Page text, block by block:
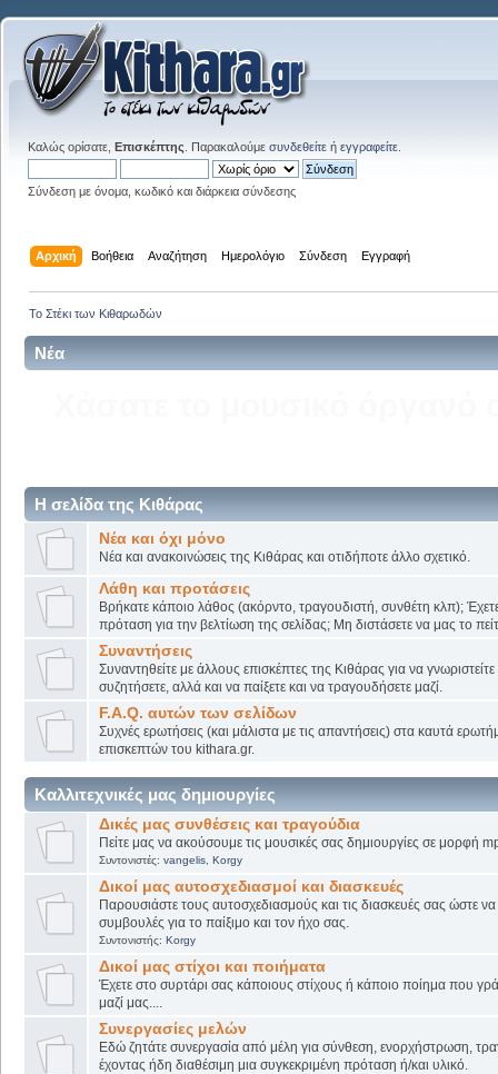
Καλώς ορίσατε, Επισκέπτης . Παρακαλούμε συνδεθείτε ή εγγραφείτε
Σύνδεση με όνομα, κωδικό και διάρκεια σύνδεσης
Αρχική Βοήθεια Αναζήτηση Ημερολόγιο Σύνδεση Εγγραφή
Το Στέκι των Κιθαρωδών
Νέα
Η σελίδα της Κιθάρας
Νέα και όχι μόνο
Νέα και ανακοινώσεις της Κιθάρας και οτιδήποτε άλλο σχετικό.
Λάθη και προτάσεις
Βρήκατε κάποιο λάθος (ακόρντο, τραγουδιστή, συνθέτη κλπ);
πρόταση για την βελτίωση της σελίδας; Μη διστάσετε να μας το
Συναντήσεις
Συναντηθείτε με άλλους επισκέπτες της Κιθάρας για να
συζητήσετε, αλλά και να παίξετε και να τραγουδήσετε μαζί.
F.A.Q. αυτών των σελίδων
Συχνές ερωτήσεις (και μάλιστα με τις απαντήσεις) στα καυτά
επισκεπτών του kithara.gr.
Καλλιτεχνικές μας δημιουργίες
Δικές μας συνθέσεις και τραγούδια
Πείτε μας να ακούσουμε τις μουσικές σας δημιουργίες σε μορφή
Συντονιστές: vangelis, Korgy
Δικοί μας αυτοσχεδιασμοί και διασκευές
Παρουσιάστε τους αυτοσχεδιασμούς και τις διασκευές σας ώστε να
συμβουλές για το παίξιμο και τον ήχο σας.
Συντονιστής: Korgy
Δικοί μας στίχοι και ποιήματα
Έχετε στο συρτάρι σας κάποιους στίχους ή κάποιο ποίημα που
μαζί μας....
Συνεργασίες μελών
Εδώ ζητάτε συνεργασία από μέλη για σύνθεση, ενορχήστρωση,
έχοντας ήδη διαθέσιμη μια συγκεκριμένη πρόταση ή/και υλικό.